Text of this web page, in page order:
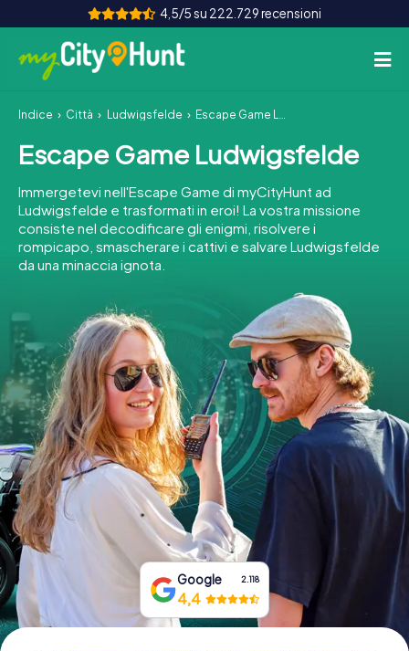
4,5/5 su 222.729 recensioni
Come funziona
Città
Tour
Team Building
INT AT CH
DE
ES
FR UK
IE
IT
NL
Prenota Biglietti
Acquista i Voucher
Indice Città Ludwigsfelde Escape Game Ludwigsfelde
Escape Game Ludwigsfelde
Immergetevi nell'Escape Game di myCityHunt ad
Ludwigsfelde e trasformati in eroi! La vostra missione
consiste nel decodificare gli enigmi, risolvere i
rompicapo, smascherare i cattivi e salvare Ludwigsfelde
da una minaccia ignota.
Google 2.118
4,4